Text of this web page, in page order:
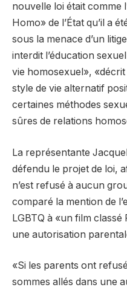
nouvelle loi était comme
Homo» de l’État qu’il a
sous la menace d’un
interdit l’éducation
vie homosexuel»,
style de vie alternatif
certaines méthodes
sûres de relations
La représentante
défendu le projet de loi,
n’est refusé à aucun
comparé la mention de
LGBTQ à «un film classé
une autorisation
«Si les parents ont
sommes allés dans une